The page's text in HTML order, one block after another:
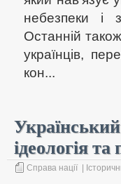
небезпеки і
Останній
українців,
кон...
ідеологія
Справа нації